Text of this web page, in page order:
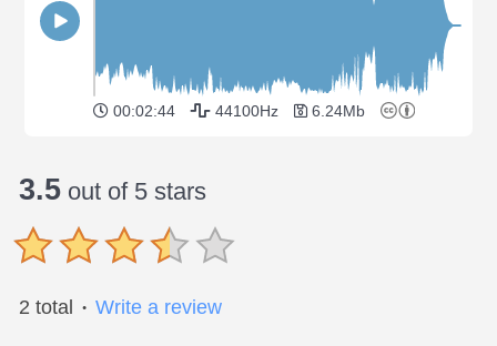
00:02:44 44100Hz 6.24Mb
3.5 out of 5 stars
2 total ● Write a review